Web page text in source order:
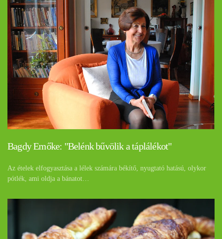
Bagdy Emőke: "Belénk bűvölik a táplálékot"
Az ételek elfogyasztása a lélek számára békítő, nyugtató hatású, olykor
pótlék, ami oldja a bánatot…